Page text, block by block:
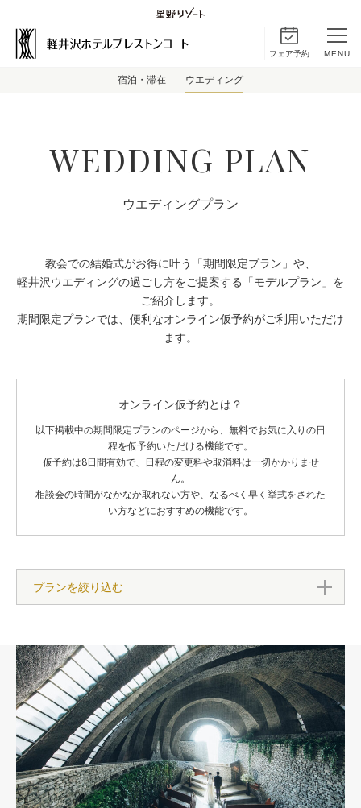
フェア予約 MENU
宿泊・滞在 ウエディング
WEDDING PLAN
ウエディングプラン
教会での結婚式がお得に叶う「期間限定プラン」や、
軽井沢ウエディングの過ごし方をご提案する「モデルプラン」を
ご紹介します。
期間限定プランでは、便利なオンライン仮予約がご利用いただけ
ます。
オンライン仮予約とは？
以下掲載中の期間限定プランのページから、無料でお気に入りの日
程を仮予約いただける機能です。
仮予約は8日間有効で、日程の変更料や取消料は一切かかりませ
ん。
相談会の時間がなかなか取れない方や、なるべく早く挙式をされた
い方などにおすすめの機能です。
プランを絞り込む